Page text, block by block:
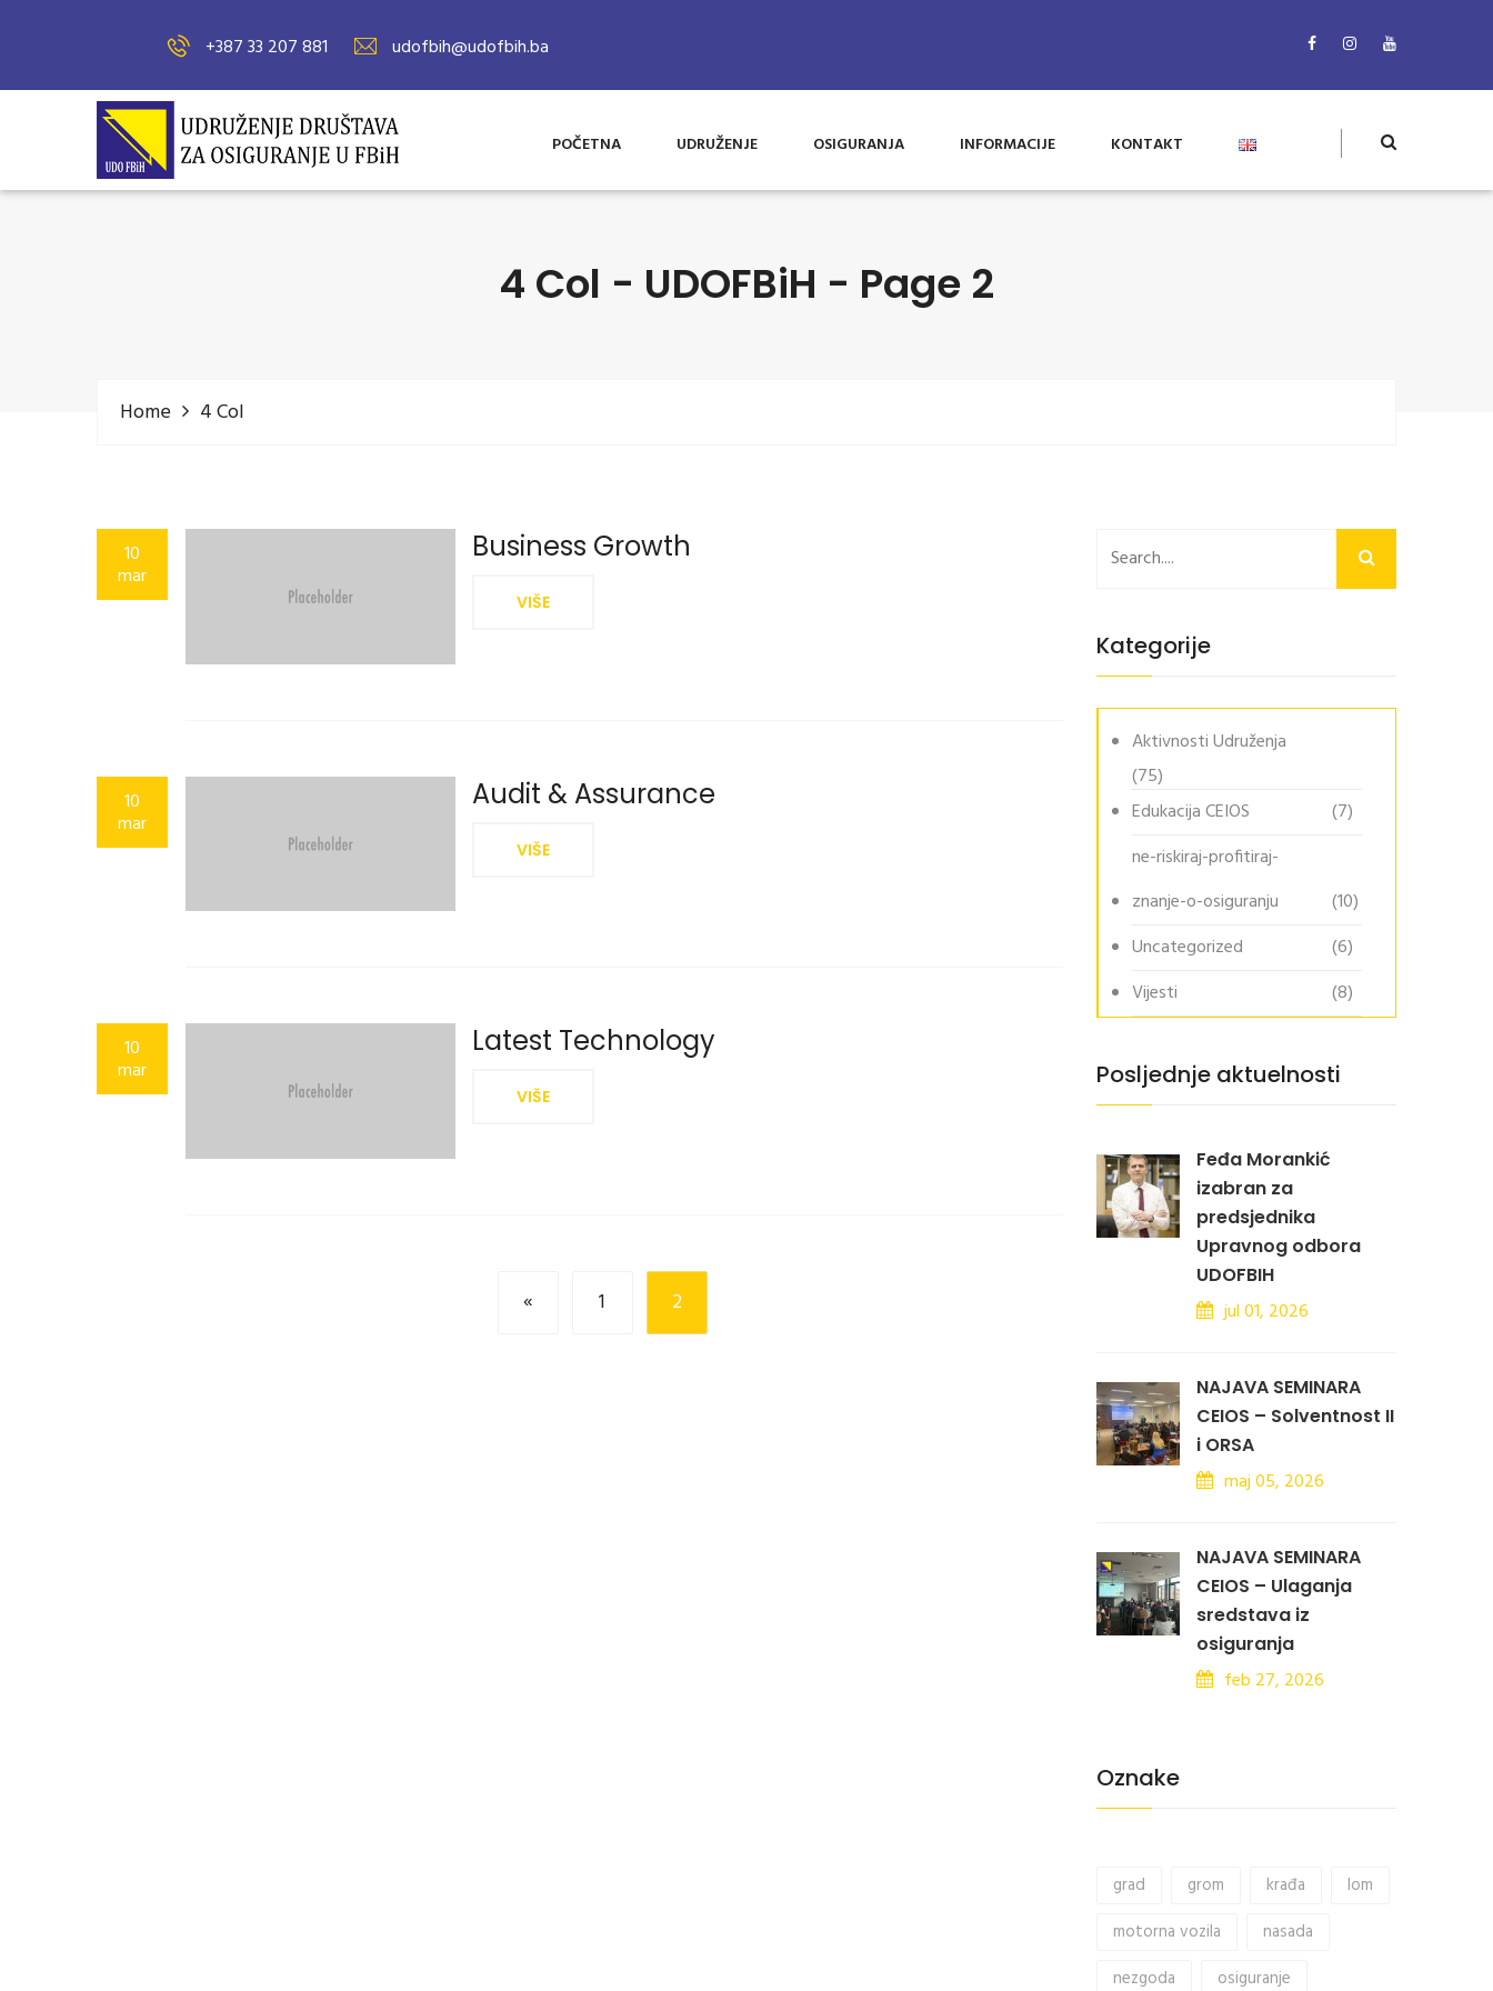
+387 33 207 881 udofbih@udofbih.ba
POČETNA UDRUŽENJE OSIGURANJA INFORMACIJE KONTAKT
4 Col - UDOFBiH - Page 2
Home 4 Col
10
mar
Business Growth
VIŠE
10
mar
Audit & Assurance
VIŠE
10
mar
Latest Technology
VIŠE
« 1 2
Kategorije
Aktivnosti Udruženja
(75)
Edukacija CEIOS
(7)
ne-riskiraj-profitiraj-
znanje-o-osiguranju
(10)
Uncategorized
(6)
Vijesti
(8)
Posljednje aktuelnosti
Feđa Morankić
izabran za
predsjednika
Upravnog odbora
UDOFBIH
jul 01, 2026
NAJAVA SEMINARA
CEIOS – Solventnost II
i ORSA
maj 05, 2026
NAJAVA SEMINARA
CEIOS – Ulaganja
sredstava iz
osiguranja
feb 27, 2026
Oznake
grad grom krađa
lom
motorna vozila
nasada
nezgoda
osiguranje